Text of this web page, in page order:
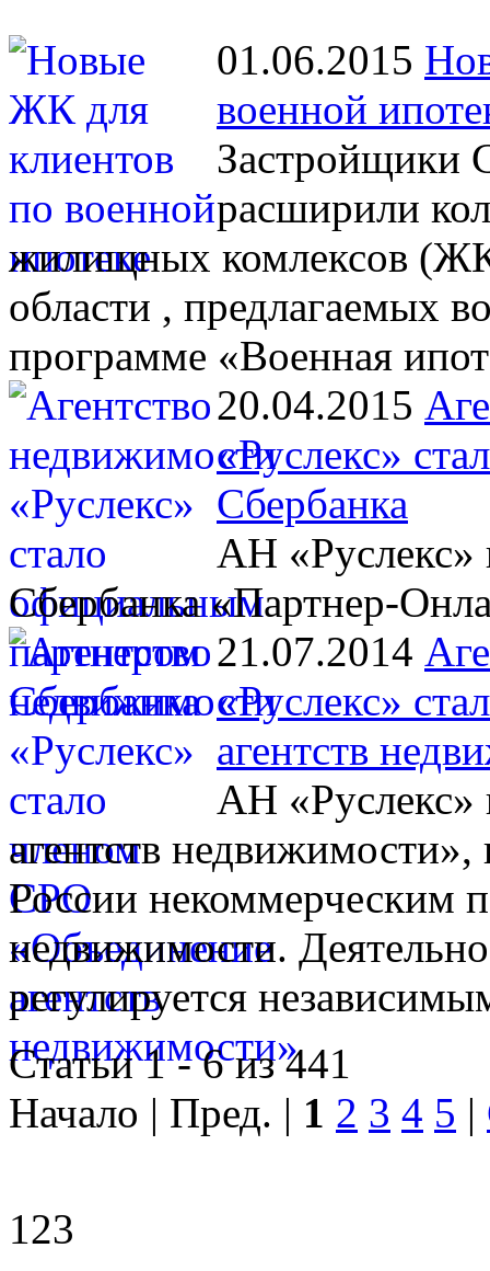
01.06.2015
военной
Застройщики
расширили
жилищных комлексов
области , предлагаемых
программе «Военная
20.04.2015
«Руслекс»
Сбербанка
АН «Руслекс»
Сбербанка «Партнер-
21.07.2014
«Руслекс»
агентств
АН «Руслекс»
агентств недвижимости»,
России некоммерческим
недвижимости.
регулируется
Статьи 1 - 6 из 441
Начало | Пред. | 1 2 3 4 5 |
123